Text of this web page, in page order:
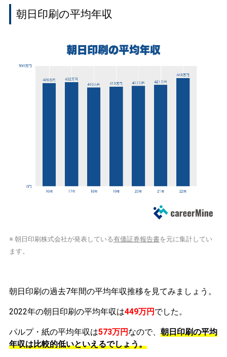
朝日印刷の平均年収
※ 朝日印刷株式会社が発表している有価証券報告書を元に集計してい
ます。
朝日印刷の過去7年間の平均年収推移を見てみましょう。
2022年の朝日印刷の平均年収は449万円 でした。
パルプ・紙の平均年収は573万円 なので、 朝日印刷の平均
年収は比較的低いといえるでしょう。